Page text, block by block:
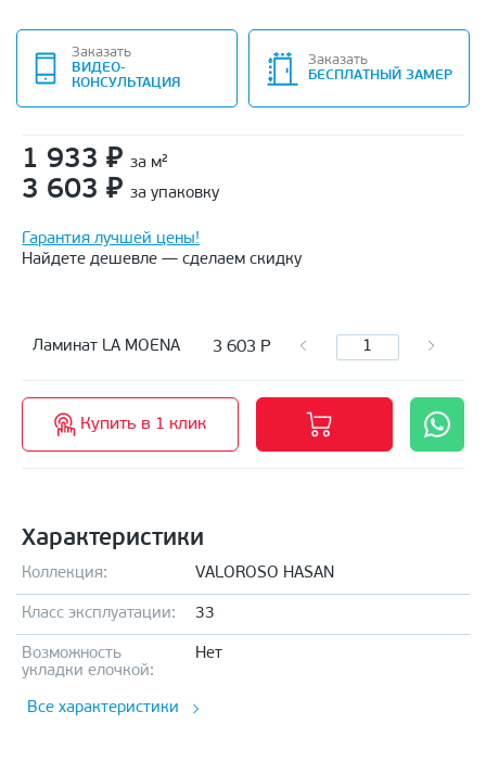
Заказать
ВИДЕО-
КОНСУЛЬТАЦИЯ
Заказать
БЕСПЛАТНЫЙ ЗАМЕР
1 933 ₽ за м²
3 603 ₽ за упаковку
Гарантия лучшей цены!
Найдете дешевле — сделаем скидку
Ламинат LA MOENA 3 603 Р
Купить в 1 клик
Характеристики
Коллекция: VALOROSO HASAN
Класс эксплуатации: 33
Возможность
укладки елочкой:
Нет
Все характеристики